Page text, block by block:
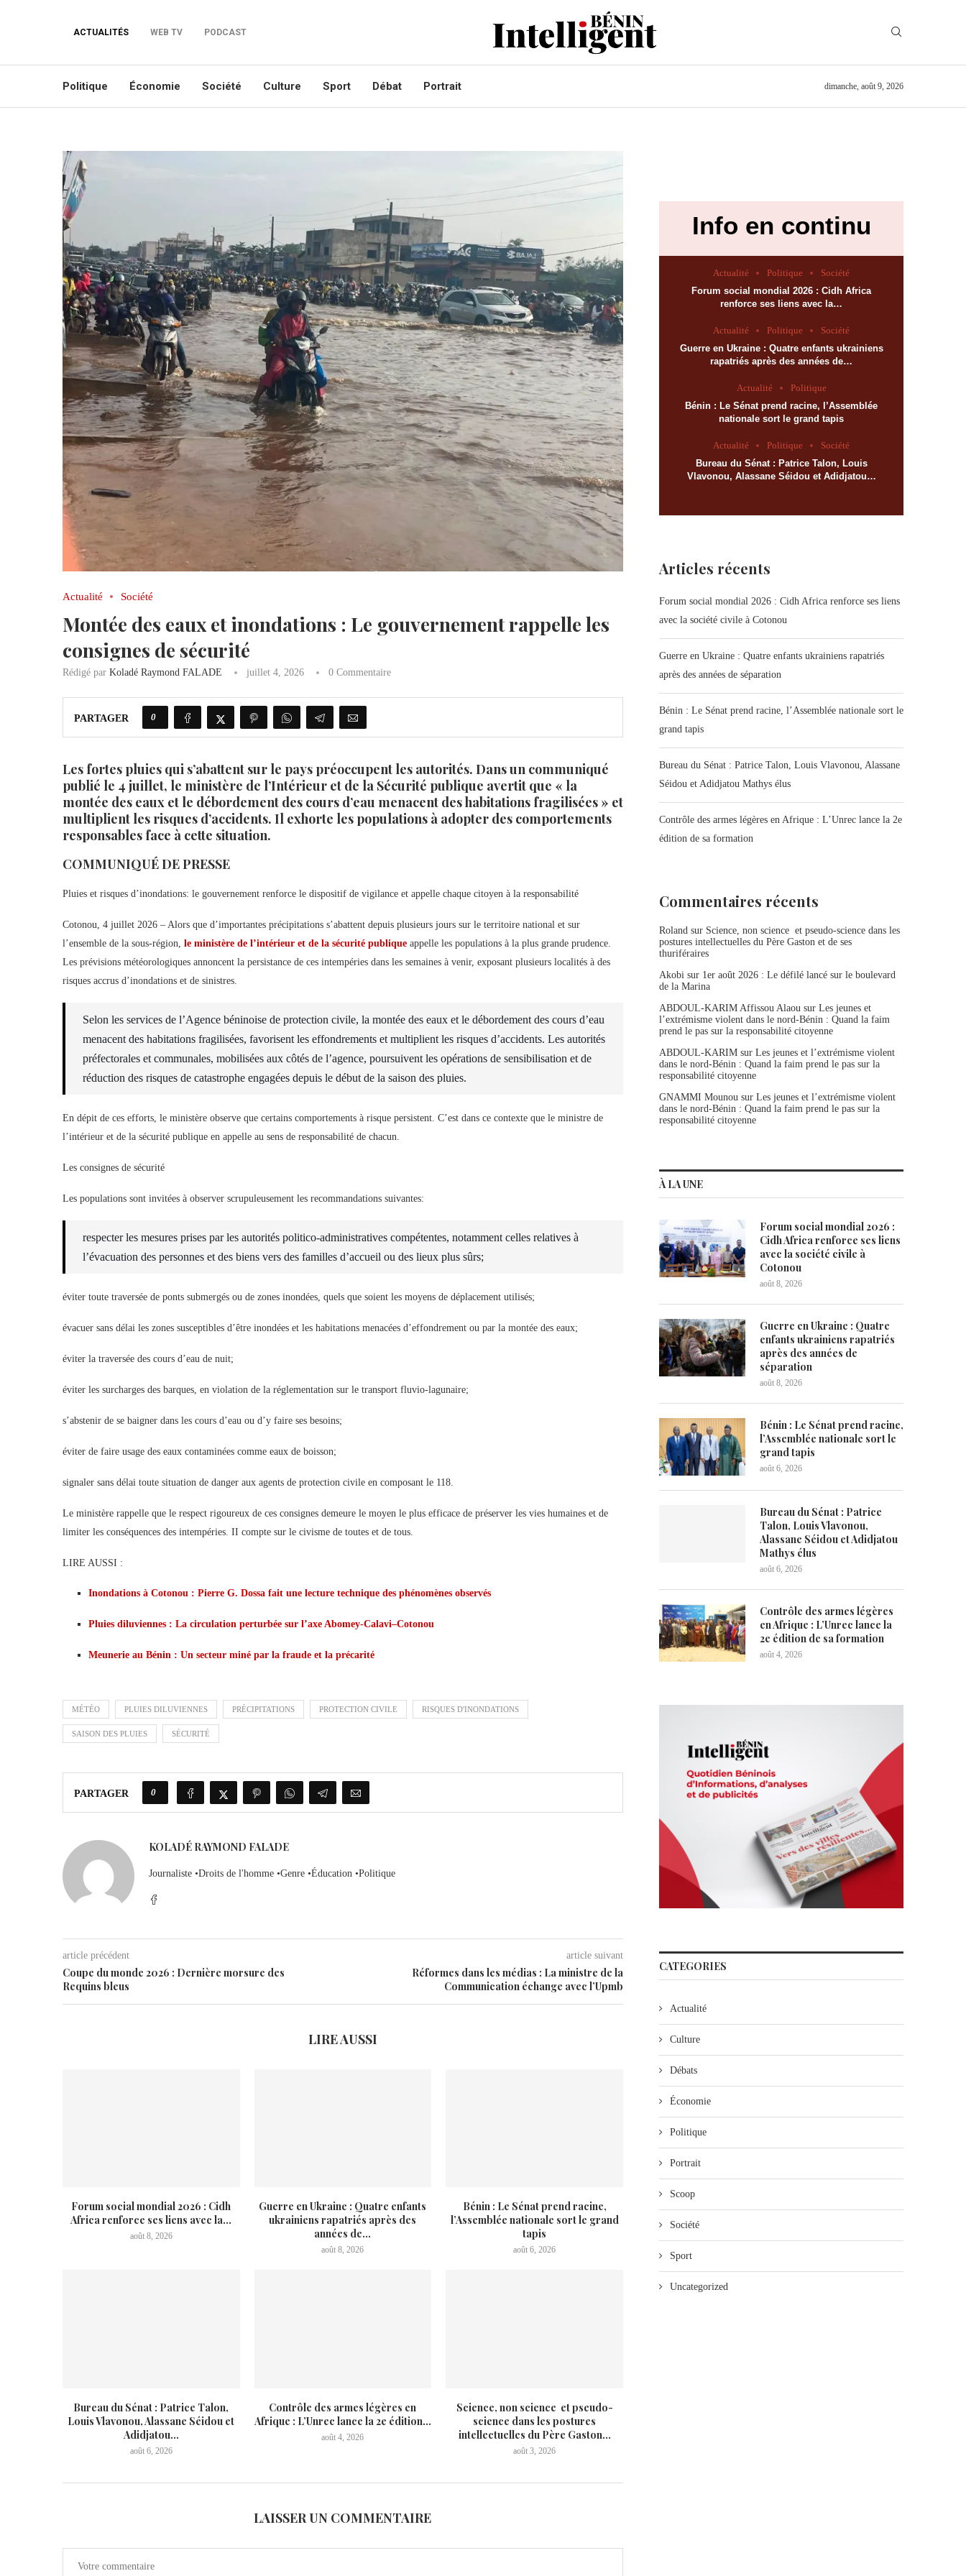
ACTUALITÉS WEB TV PODCAST
Politique Économie Société Culture Sport Débat Portrait dimanche, août 9, 2026
Actualité Société
Montée des eaux et inondations : Le gouvernement rappelle les
consignes de sécurité
Rédigé par Koladé Raymond FALADE juillet 4, 2026 0 Commentaire
PARTAGER 0
Les fortes pluies qui s’abattent sur le pays préoccupent les autorités. Dans un communiqué
publié le 4 juillet, le ministère de l’Intérieur et de la Sécurité publique avertit que « la
montée des eaux et le débordement des cours d’eau menacent des habitations fragilisées » et
multiplient les risques d’accidents. Il exhorte les populations à adopter des comportements
responsables face à cette situation.
COMMUNIQUÉ DE PRESSE
Pluies et risques d’inondations: le gouvernement renforce le dispositif de vigilance et appelle chaque citoyen à la responsabilité
Cotonou, 4 juillet 2026 – Alors que d’importantes précipitations s’abattent depuis plusieurs jours sur le territoire national et sur
l’ensemble de la sous-région, le ministère de l’intérieur et de la sécurité publique appelle les populations à la plus grande prudence.
Les prévisions météorologiques annoncent la persistance de ces intempéries dans les semaines à venir, exposant plusieurs localités à des
risques accrus d’inondations et de sinistres.
Selon les services de l’Agence béninoise de protection civile, la montée des eaux et le débordement des cours d’eau
menacent des habitations fragilisées, favorisent les effondrements et multiplient les risques d’accidents. Les autorités
préfectorales et communales, mobilisées aux côtés de l’agence, poursuivent les opérations de sensibilisation et de
réduction des risques de catastrophe engagées depuis le début de la saison des pluies.
En dépit de ces efforts, le ministère observe que certains comportements à risque persistent. C’est dans ce contexte que le ministre de
l’intérieur et de la sécurité publique en appelle au sens de responsabilité de chacun.
Les consignes de sécurité
Les populations sont invitées à observer scrupuleusement les recommandations suivantes:
respecter les mesures prises par les autorités politico-administratives compétentes, notamment celles relatives à
l’évacuation des personnes et des biens vers des familles d’accueil ou des lieux plus sûrs;
éviter toute traversée de ponts submergés ou de zones inondées, quels que soient les moyens de déplacement utilisés;
évacuer sans délai les zones susceptibles d’être inondées et les habitations menacées d’effondrement ou par la montée des eaux;
éviter la traversée des cours d’eau de nuit;
éviter les surcharges des barques, en violation de la réglementation sur le transport fluvio-lagunaire;
s’abstenir de se baigner dans les cours d’eau ou d’y faire ses besoins;
éviter de faire usage des eaux contaminées comme eaux de boisson;
signaler sans délai toute situation de danger aux agents de protection civile en composant le 118.
Le ministère rappelle que le respect rigoureux de ces consignes demeure le moyen le plus efficace de préserver les vies humaines et de
limiter les conséquences des intempéries. II compte sur le civisme de toutes et de tous.
LIRE AUSSI :
Inondations à Cotonou : Pierre G. Dossa fait une lecture technique des phénomènes observés
Pluies diluviennes : La circulation perturbée sur l’axe Abomey-Calavi–Cotonou
Meunerie au Bénin : Un secteur miné par la fraude et la précarité
MÉTÉO PLUIES DILUVIENNES PRÉCIPITATIONS PROTECTION CIVILE RISQUES D'INONDATIONS
SAISON DES PLUIES SÉCURITÉ
PARTAGER 0
KOLADÉ RAYMOND FALADE
Journaliste •Droits de l'homme •Genre •Éducation •Politique
article précédent
Coupe du monde 2026 : Dernière morsure des
Requins bleus
article suivant
Réformes dans les médias : La ministre de la
Communication échange avec l’Upmb
LIRE AUSSI
Forum social mondial 2026 : Cidh
Africa renforce ses liens avec la...
août 8, 2026
Guerre en Ukraine : Quatre enfants
ukrainiens rapatriés après des
années de...
août 8, 2026
Bénin : Le Sénat prend racine,
l’Assemblée nationale sort le grand
tapis
août 6, 2026
Bureau du Sénat : Patrice Talon,
Louis Vlavonou, Alassane Séidou et
Adidjatou...
août 6, 2026
Contrôle des armes légères en
Afrique : L’Unrec lance la 2e édition...
août 4, 2026
Science, non science et pseudo-
science dans les postures
intellectuelles du Père Gaston...
août 3, 2026
LAISSER UN COMMENTAIRE
Info en continu
Actualité Politique
Société
Forum social mondial 2026 : Cidh Africa
renforce ses liens avec la…
Actualité Politique
Société
Guerre en Ukraine : Quatre enfants ukrainiens
rapatriés après des années de…
Actualité
Politique
Bénin : Le Sénat prend racine, l’Assemblée
nationale sort le grand tapis
Actualité Politique
Société
Bureau du Sénat : Patrice Talon, Louis
Vlavonou, Alassane Séidou et Adidjatou…
Articles récents
Forum social mondial 2026 : Cidh Africa renforce ses liens
avec la société civile à Cotonou
Guerre en Ukraine : Quatre enfants ukrainiens rapatriés
après des années de séparation
Bénin : Le Sénat prend racine, l’Assemblée nationale sort le
grand tapis
Bureau du Sénat : Patrice Talon, Louis Vlavonou, Alassane
Séidou et Adidjatou Mathys élus
Contrôle des armes légères en Afrique : L’Unrec lance la 2e
édition de sa formation
Commentaires récents
Roland sur Science, non science et pseudo-science dans les
postures intellectuelles du Père Gaston et de ses
thuriféraires
Akobi sur 1er août 2026 : Le défilé lancé sur le boulevard
de la Marina
ABDOUL-KARIM Affissou Alaou sur Les jeunes et
l’extrémisme violent dans le nord-Bénin : Quand la faim
prend le pas sur la responsabilité citoyenne
ABDOUL-KARIM sur Les jeunes et l’extrémisme violent
dans le nord-Bénin : Quand la faim prend le pas sur la
responsabilité citoyenne
GNAMMI Mounou sur Les jeunes et l’extrémisme violent
dans le nord-Bénin : Quand la faim prend le pas sur la
responsabilité citoyenne
À LA UNE
Forum social mondial 2026 :
Cidh Africa renforce ses liens
avec la société civile à
Cotonou
août 8, 2026
Guerre en Ukraine : Quatre
enfants ukrainiens rapatriés
après des années de
séparation
août 8, 2026
Bénin : Le Sénat prend racine,
l’Assemblée nationale sort le
grand tapis
août 6, 2026
Bureau du Sénat : Patrice
Talon, Louis Vlavonou,
Alassane Séidou et Adidjatou
Mathys élus
août 6, 2026
Contrôle des armes légères
en Afrique : L’Unrec lance la
2e édition de sa formation
août 4, 2026
CATEGORIES
Actualité
Culture
Débats
Économie
Politique
Portrait
Scoop
Société
Sport
Uncategorized